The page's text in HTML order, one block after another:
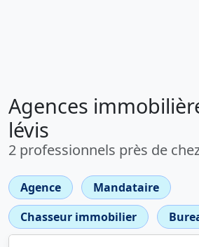
Agences
lévis
2 professionnels près de
Agence
Mandataire
Chasseur immobilier